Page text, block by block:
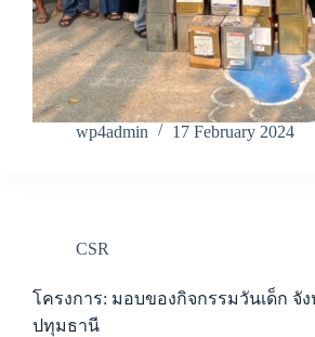
wp4admin 17 February 2024
CSR
โครงการ: มอบของกิจกรรมวันเด็ก จั
ปทุมธานี